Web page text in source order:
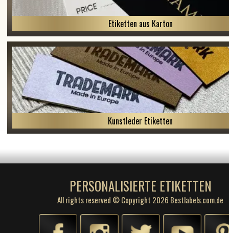
Etiketten aus Karton
Kunstleder Etiketten
PERSONALISIERTE ETIKETTEN
All rights reserved © Copyright 2026 Bestlabels.com.de